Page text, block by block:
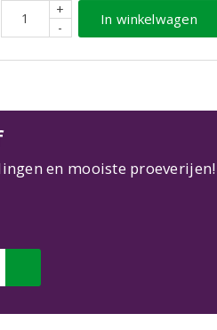
+
-
In winkelwagen
en mooiste proeverijen!